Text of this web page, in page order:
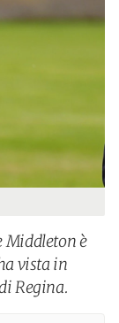
Middleton è
vista in
Regina.